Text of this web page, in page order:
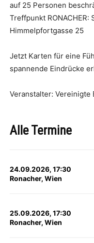
auf 25 Personen
Treffpunkt RONACHER:
Himmelpfortgasse 25
Jetzt Karten für eine
spannende Eindrücke
Veranstalter: Vereinigte
Alle Termine
24.09.2026, 17:30
Ronacher, Wien
25.09.2026, 17:30
Ronacher, Wien